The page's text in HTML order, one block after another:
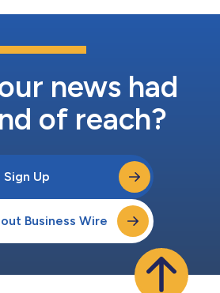
news had
of reach?
Sign Up
Business Wire